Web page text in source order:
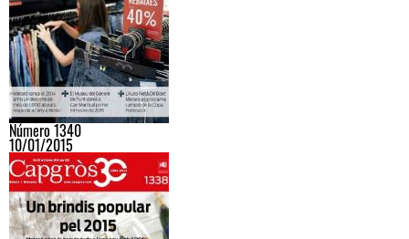
Número 1340
10/01/2015